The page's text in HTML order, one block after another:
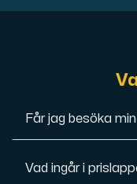
Får jag besöka
Vad ingår i